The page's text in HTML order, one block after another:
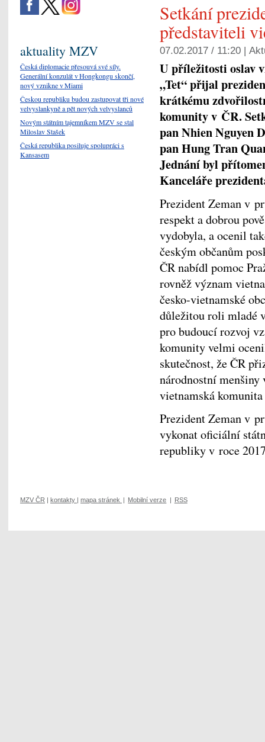
Setkání
představiteli
07.02.2017 / 11:20 |
U příležitosti oslav
„Tet“ přijal
krátkému
komunity v ČR.
pan Nhien Nguyen
pan Hung Tran
Jednání byl
Kanceláře
Prezident Zeman v
respekt a dobrou
vydobyla, a ocenil
českým občanům
ČR nabídl pomoc
rovněž význam
česko-vietnamské
důležitou roli mladé
pro budoucí rozvoj
komunity velmi
skutečnost, že ČR
národnostní menšiny
vietnamská
Prezident Zeman v
vykonat oficiální
republiky v roce
aktuality MZV
Česká diplomacie přesouvá své síly.
Generální konzulát v Hongkongu skončí,
nový vznikne v Miami
Českou republiku budou zastupovat tři nové
velvyslankyně a pět nových velvyslanců
Novým státním tajemníkem MZV se stal
Miloslav Stašek
Česká republika posiluje spolupráci s
Kansasem
MZV ČR | kontakty | mapa stránek | Mobilní verze | RSS